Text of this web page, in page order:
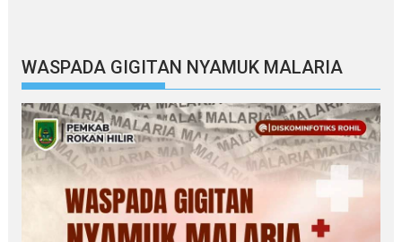
WASPADA GIGITAN NYAMUK MALARIA